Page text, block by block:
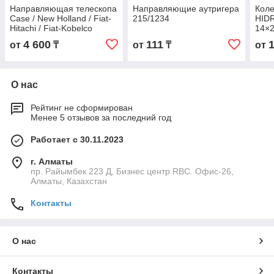
Направляющая телескопа
Case / New Holland / Fiat-
Hitachi / Fiat-Kobelco
от 4 600 ₸
Направляющие аутригера
215/1234
от 111₸ от
О нас
Рейтинг не сформирован
Менее 5 отзывов за последний год
Работает с 30.11.2023
г. Алматы
пр. Райымбек 223 Д, Бизнес центр RBC. Офис-26,
Алматы, Казахстан
Контакты
О нас
Контакты